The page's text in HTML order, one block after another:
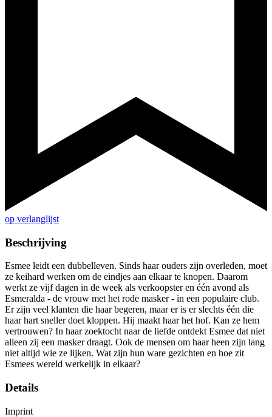
op verlanglijst
Beschrijving
Esmee leidt een dubbelleven. Sinds haar ouders zijn overleden, moet
ze keihard werken om de eindjes aan elkaar te knopen. Daarom
werkt ze vijf dagen in de week als verkoopster en één avond als
Esmeralda - de vrouw met het rode masker - in een populaire club.
Er zijn veel klanten die haar begeren, maar er is er slechts één die
haar hart sneller doet kloppen. Hij maakt haar het hof. Kan ze hem
vertrouwen? In haar zoektocht naar de liefde ontdekt Esmee dat niet
alleen zij een masker draagt. Ook de mensen om haar heen zijn lang
niet altijd wie ze lijken. Wat zijn hun ware gezichten en hoe zit
Esmees wereld werkelijk in elkaar?
Details
Imprint